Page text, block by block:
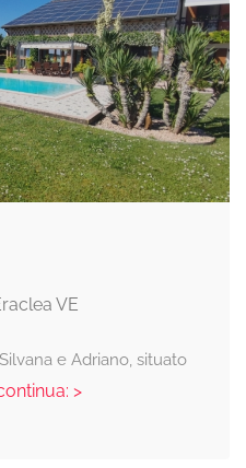
VE
e Adriano, situato
>